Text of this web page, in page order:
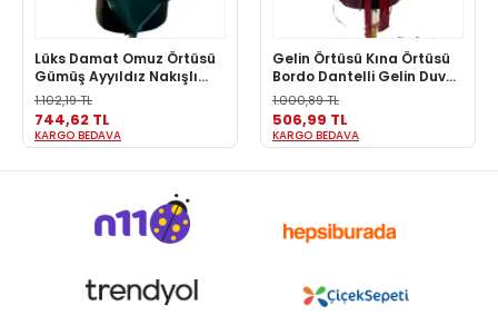
Lüks Damat Omuz Örtüsü
Gümüş Ayyıldız Nakışlı
Kına Şalı Erkek Kına Örtüsü
KARGO BEDAVA
1.102,19 TL
744,62 TL
Gelin Örtüsü Kına Örtüsü
Bordo Dantelli Gelin Duvak
Eldiven ve Kuşak seti
KARGO BEDAVA
1.000,89 TL
506,99 TL